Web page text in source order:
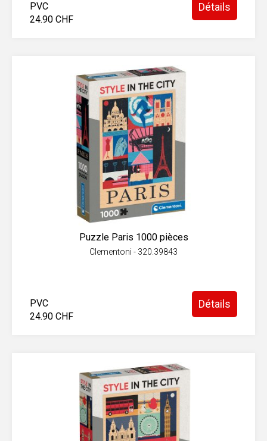
PVC
24.90 CHF
Détails
Puzzle Paris 1000 pièces
Clementoni - 320.39843
PVC
24.90 CHF
Détails